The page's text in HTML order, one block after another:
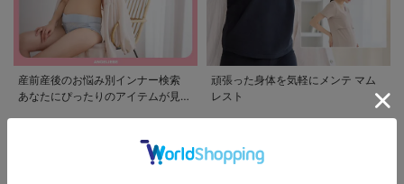
産前産後のお悩み別インナー検索
あなたにぴったりのアイテムが見つ
頑張った身体を気軽にメンテ マム
レスト